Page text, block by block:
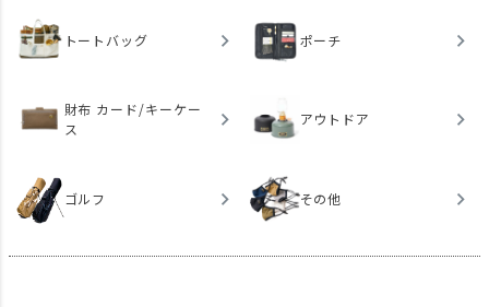
トートバッグ ポーチ
財布 カード/キーケー
ス
アウトドア
ゴルフ その他